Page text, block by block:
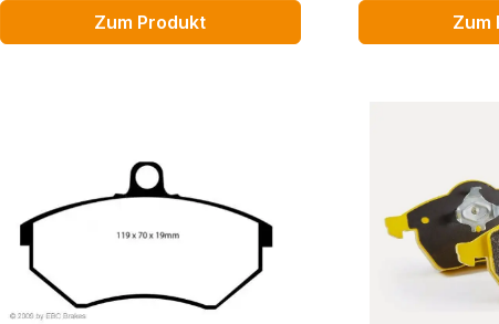
Zum Produkt Zum